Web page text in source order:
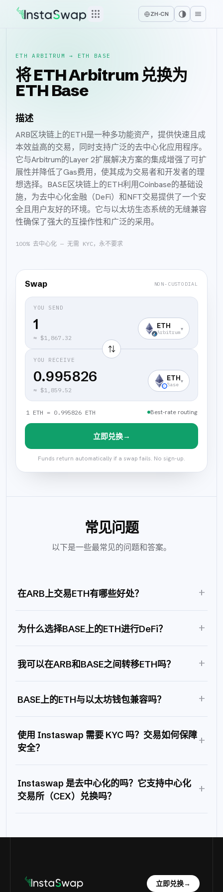
ZH-CN
ETH ARBITRUM → ETH BASE
将 ETH Arbitrum 兑换为
ETH Base
描述
ARB区块链上的ETH是一种多功能资产，提供快速且成
本效益高的交易，同时支持广泛的去中心化应用程序。
它与Arbitrum的Layer 2扩展解决方案的集成增强了可扩
展性并降低了Gas费用，使其成为交易者和开发者的理
想选择。BASE区块链上的ETH利用Coinbase的基础设
施，为去中心化金融（DeFi）和NFT交易提供了一个安
全且用户友好的环境。它与以太坊生态系统的无缝兼容
性确保了强大的互操作性和广泛的采用。
100% 去中心化 — 无需 KYC，永不要求
Swap NON-CUSTODIAL
YOU SEND
≈ $1,867.32
ETH
Arbitrum
▾
⇅
YOU RECEIVE
0.995826
≈ $1,859.52
ETH
Base
▾
1 ETH = 0.995826 ETH Best-rate routing
立即兑换→
Funds return automatically if a swap fails. No sign-up.
常见问题
以下是一些最常见的问题和答案。
在ARB上交易ETH有哪些好处？ +
为什么选择BASE上的ETH进行DeFi？ +
我可以在ARB和BASE之间转移ETH吗？ +
BASE上的ETH与以太坊钱包兼容吗？ +
使用 Instaswap 需要 KYC 吗？交易如何保障
安全？
+
Instaswap 是去中心化的吗？它支持中心化
交易所（CEX）兑换吗？
+
立即兑换→